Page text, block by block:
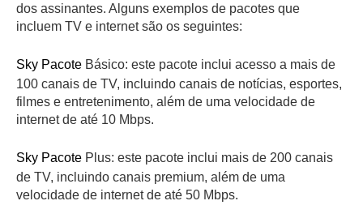
dos assinantes. Alguns exemplos de pacotes que
incluem TV e internet são os seguintes:
Sky Pacote Básico: este pacote inclui acesso a mais de
100 canais de TV, incluindo canais de notícias, esportes,
filmes e entretenimento, além de uma velocidade de
internet de até 10 Mbps.
Sky Pacote Plus: este pacote inclui mais de 200 canais
de TV, incluindo canais premium, além de uma
velocidade de internet de até 50 Mbps.